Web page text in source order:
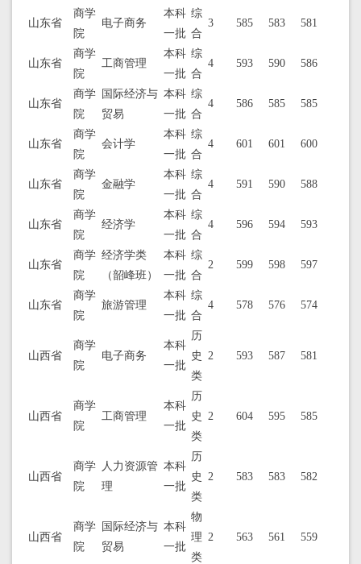
山东省
商学
院
电子商务
本科
一批
综
合
3 585 583 581
山东省
商学
院
工商管理
本科
一批
综
合
4 593 590 586
山东省
商学
院
国际经济与
贸易
本科
一批
综
合
4 586 585 585
山东省
商学
院
会计学
本科
一批
综
合
4 601 601 600
山东省
商学
院
金融学
本科
一批
综
合
4 591 590 588
山东省
商学
院
经济学
本科
一批
综
合
4 596 594 593
山东省
商学
院
经济学类
（韶峰班）
本科
一批
综
合
2 599 598 597
山东省
商学
院
旅游管理
本科
一批
综
合
4 578 576 574
山西省
商学
院
电子商务
本科
一批
历
史
类
2 593 587 581
山西省
商学
院
工商管理
本科
一批
历
史
类
2 604 595 585
山西省
商学
院
人力资源管
理
本科
一批
历
史
类
2 583 583 582
山西省
商学
院
国际经济与
贸易
本科
一批
物
理
类
2 563 561 559